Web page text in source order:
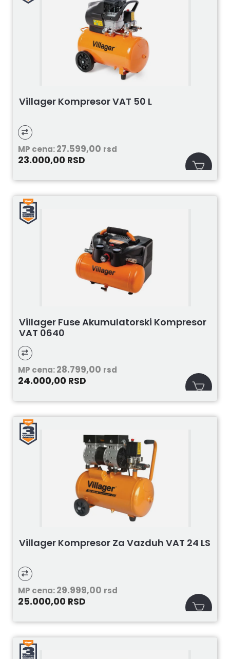
Villager Kompresor VAT 50 L
MP cena:27.599,00 rsd
23.000,00 RSD
Villager Fuse Akumulatorski Kompresor
VAT 0640
MP cena:28.799,00 rsd
24.000,00 RSD
Villager Kompresor Za Vazduh VAT 24 LS
MP cena:29.999,00 rsd
25.000,00 RSD